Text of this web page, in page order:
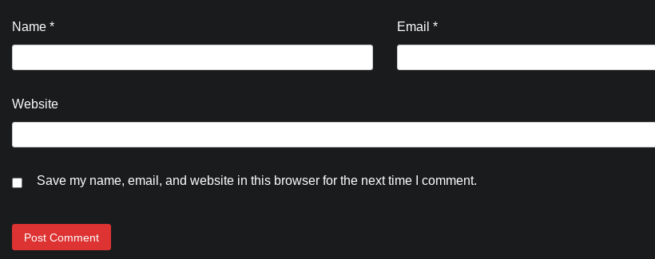
Name * Email*
Website
Save my name, email, and website in this browser for the next time I comment.